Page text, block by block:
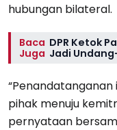
hubungan bilateral.
Baca
Juga
DPR Ketok
Jadi
pihak menuju
pernyataan